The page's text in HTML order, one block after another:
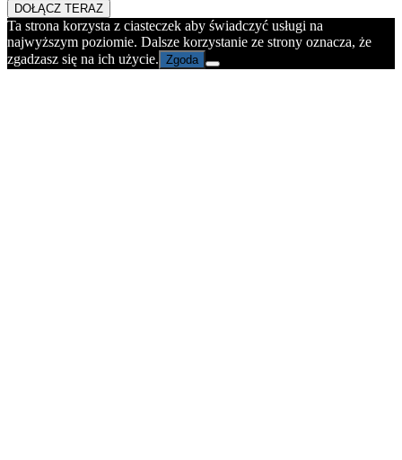
DOŁĄCZ TERAZ
Ta strona korzysta z ciasteczek aby świadczyć usługi na
najwyższym poziomie. Dalsze korzystanie ze strony oznacza, że
zgadzasz się na ich użycie. Zgoda